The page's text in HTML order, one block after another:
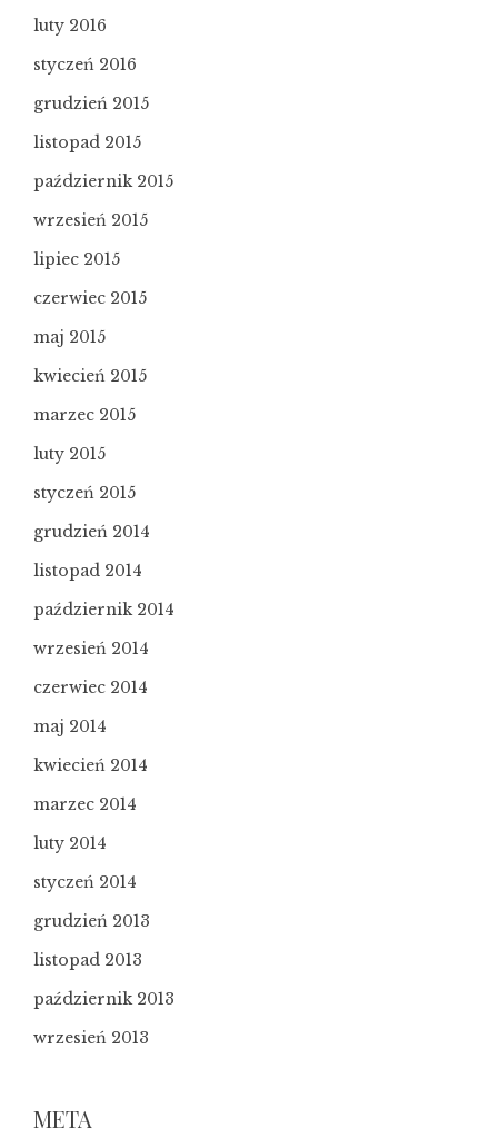
luty 2016
styczeń 2016
grudzień 2015
listopad 2015
październik 2015
wrzesień 2015
lipiec 2015
czerwiec 2015
maj 2015
kwiecień 2015
marzec 2015
luty 2015
styczeń 2015
grudzień 2014
listopad 2014
październik 2014
wrzesień 2014
czerwiec 2014
maj 2014
kwiecień 2014
marzec 2014
luty 2014
styczeń 2014
grudzień 2013
listopad 2013
październik 2013
wrzesień 2013
META